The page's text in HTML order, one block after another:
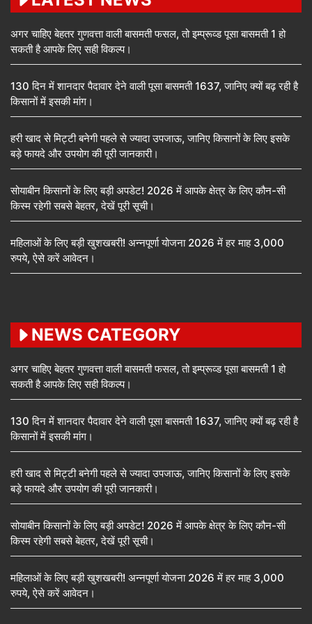
अगर चाहिए बेहतर गुणवत्ता वाली बासमती फसल, तो इम्प्रूव्ड पूसा बासमती 1 हो
सकती है आपके लिए सही विकल्प।
130 दिन में शानदार पैदावार देने वाली पूसा बासमती 1637, जानिए क्यों बढ़ रही है
किसानों में इसकी मांग।
हरी खाद से मिट्टी बनेगी पहले से ज्यादा उपजाऊ, जानिए किसानों के लिए इसके
बड़े फायदे और उपयोग की पूरी जानकारी।
सोयाबीन किसानों के लिए बड़ी अपडेट! 2026 में आपके क्षेत्र के लिए कौन-सी
किस्म रहेगी सबसे बेहतर, देखें पूरी सूची।
महिलाओं के लिए बड़ी खुशखबरी! अन्नपूर्णा योजना 2026 में हर माह 3,000
रुपये, ऐसे करें आवेदन।
NEWS CATEGORY
अगर चाहिए बेहतर गुणवत्ता वाली बासमती फसल, तो इम्प्रूव्ड पूसा बासमती 1 हो
सकती है आपके लिए सही विकल्प।
130 दिन में शानदार पैदावार देने वाली पूसा बासमती 1637, जानिए क्यों बढ़ रही है
किसानों में इसकी मांग।
हरी खाद से मिट्टी बनेगी पहले से ज्यादा उपजाऊ, जानिए किसानों के लिए इसके
बड़े फायदे और उपयोग की पूरी जानकारी।
सोयाबीन किसानों के लिए बड़ी अपडेट! 2026 में आपके क्षेत्र के लिए कौन-सी
किस्म रहेगी सबसे बेहतर, देखें पूरी सूची।
महिलाओं के लिए बड़ी खुशखबरी! अन्नपूर्णा योजना 2026 में हर माह 3,000
रुपये, ऐसे करें आवेदन।